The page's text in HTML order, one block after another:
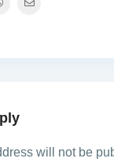
will not be